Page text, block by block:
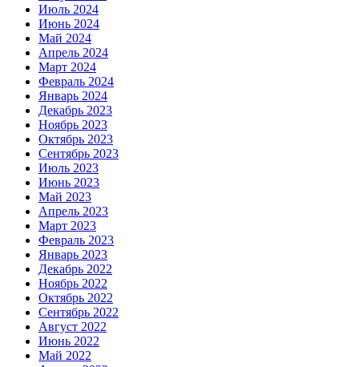
Июль 2024
Июнь 2024
Май 2024
Апрель 2024
Март 2024
Февраль 2024
Январь 2024
Декабрь 2023
Ноябрь 2023
Октябрь 2023
Сентябрь 2023
Июль 2023
Июнь 2023
Май 2023
Апрель 2023
Март 2023
Февраль 2023
Январь 2023
Декабрь 2022
Ноябрь 2022
Октябрь 2022
Сентябрь 2022
Август 2022
Июнь 2022
Май 2022